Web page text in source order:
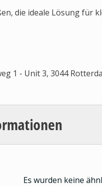
die ideale Lösung für
1 - Unit 3, 3044
Es wurden keine